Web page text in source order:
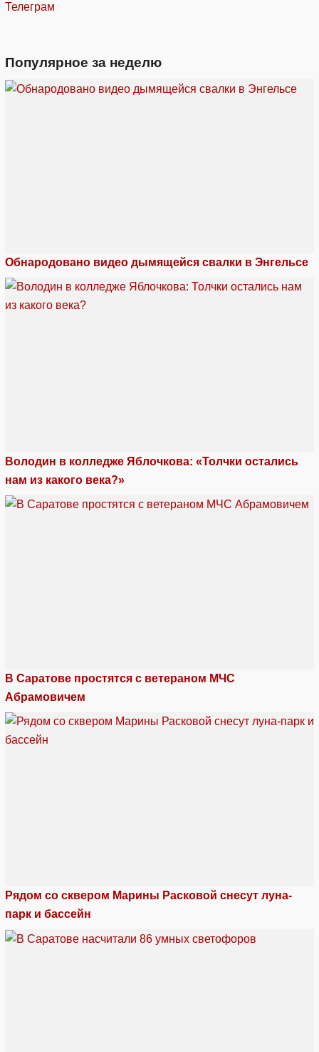
Телеграм
Популярное за неделю
Обнародовано видео дымящейся свалки в Энгельсе
Володин в колледже Яблочкова: «Толчки остались
нам из какого века?»
В Саратове простятся с ветераном МЧС
Абрамовичем
Рядом со сквером Марины Расковой снесут луна-
парк и бассейн